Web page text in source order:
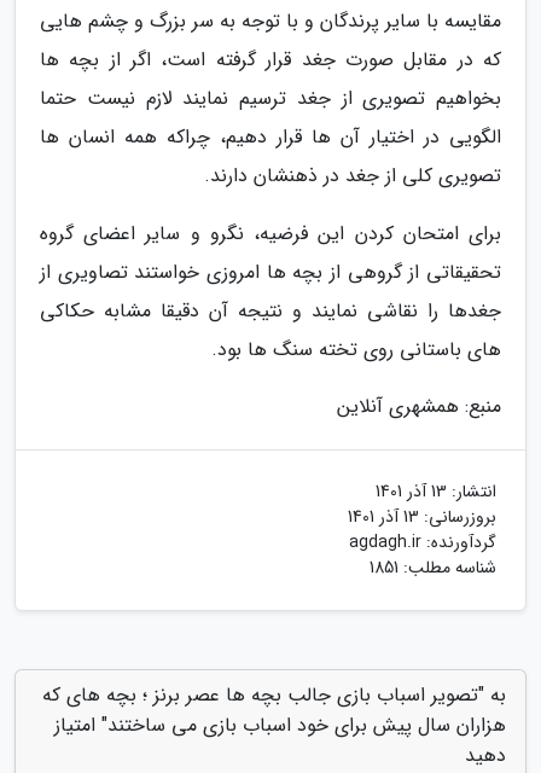
مقایسه با سایر پرندگان و با توجه به سر بزرگ و چشم هایی
که در مقابل صورت جغد قرار گرفته است، اگر از بچه ها
بخواهیم تصویری از جغد ترسیم نمایند لازم نیست حتما
الگویی در اختیار آن ها قرار دهیم، چراکه همه انسان ها
تصویری کلی از جغد در ذهنشان دارند.
برای امتحان کردن این فرضیه، نگرو و سایر اعضای گروه
تحقیقاتی از گروهی از بچه ها امروزی خواستند تصاویری از
جغدها را نقاشی نمایند و نتیجه آن دقیقا مشابه حکاکی
های باستانی روی تخته سنگ ها بود.
منبع: همشهری آنلاین
انتشار: 13 آذر 1401
بروزرسانی: 13 آذر 1401
گردآورنده: agdagh.ir
شناسه مطلب: 1851
به "تصویر اسباب بازی جالب بچه ها عصر برنز ؛ بچه های که
هزاران سال پیش برای خود اسباب بازی می ساختند" امتیاز
دهید